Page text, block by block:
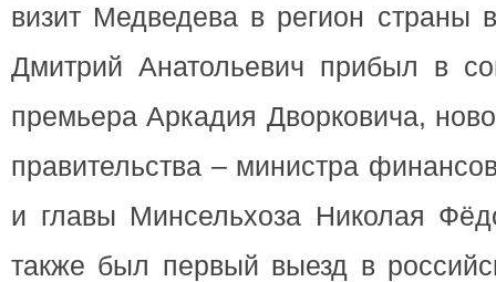
визит Медведева в регион страны
Дмитрий Анатольевич прибыл в
премьера Аркадия Дворковича,
правительства – министра
и главы Минсельхоза Николая
также был первый выезд в